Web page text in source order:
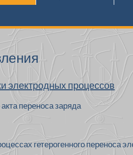
электродных процессов
переноса заряда
гетерогенного переноса